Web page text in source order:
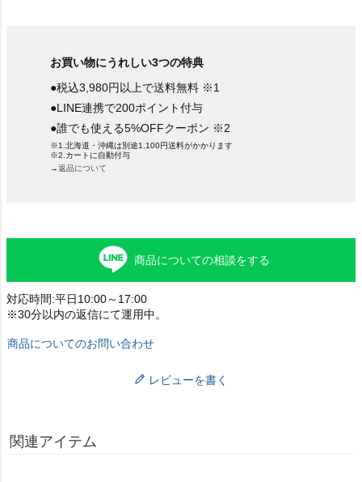
お買い物にうれしい3つの特典
●税込3,980円以上で送料無料 ※1
●LINE連携で200ポイント付与
●誰でも使える5%OFFクーポン ※2
※1.北海道・沖縄は別途1,100円送料がかかります
※2.カートに自動付与
→返品について
商品についての相談をする
対応時間:平日10:00～17:00
※30分以内の返信にて運用中。
商品についてのお問い合わせ
レビューを書く
関連アイテム